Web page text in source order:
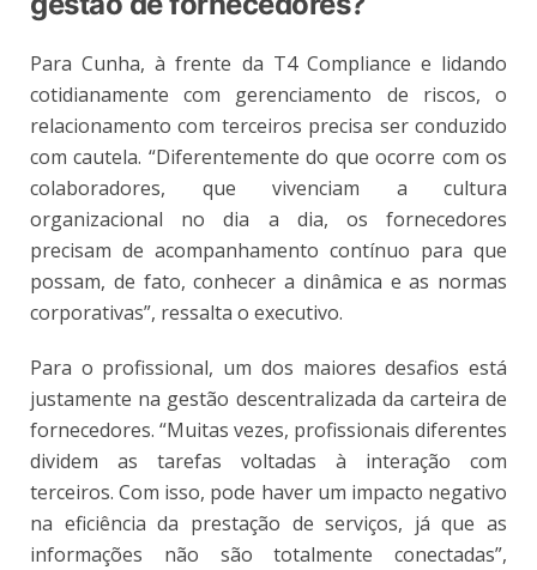
Para Cunha, à frente da T4 Compliance e lidando
cotidianamente com gerenciamento de riscos, o
relacionamento com terceiros precisa ser conduzido
com cautela. “Diferentemente do que ocorre com os
colaboradores, que vivenciam a cultura
organizacional no dia a dia, os fornecedores
precisam de acompanhamento contínuo para que
possam, de fato, conhecer a dinâmica e as normas
corporativas”, ressalta o executivo.
Para o profissional, um dos maiores desafios está
justamente na gestão descentralizada da carteira de
fornecedores. “Muitas vezes, profissionais diferentes
dividem as tarefas voltadas à interação com
terceiros. Com isso, pode haver um impacto negativo
na eficiência da prestação de serviços, já que as
informações não são totalmente conectadas”,